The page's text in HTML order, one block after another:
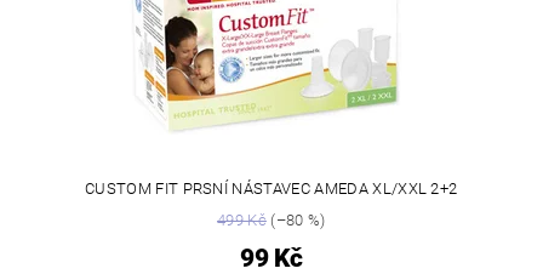
CUSTOM FIT PRSNÍ NÁSTAVEC AMEDA XL/XXL 2+2
499 Kč(–80 %)
99 Kč